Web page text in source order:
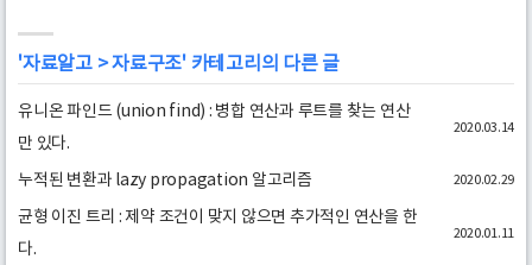
'자료알고>자료구조' 카테고리의 다른 글
유니온 파인드 (union find) : 병합 연산과 루트를 찾는 연산
만 있다.
2020.03.14
누적된 변환과 lazy propagation 알고리즘 2020.02.29
균형 이진 트리 : 제약 조건이 맞지 않으면 추가적인 연산을 한
다.
2020.01.11